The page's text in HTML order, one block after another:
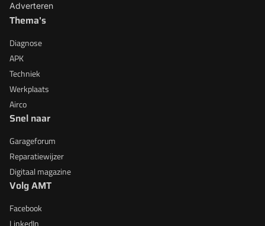
Adverteren
Thema's
Diagnose
APK
Techniek
Werkplaats
Airco
Snel naar
Garageforum
Reparatiewijzer
Digitaal magazine
Volg AMT
Facebook
LinkedIn